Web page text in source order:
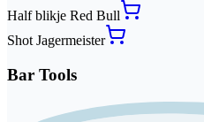
Half blikje Red Bull
Shot Jagermeister
Bar Tools